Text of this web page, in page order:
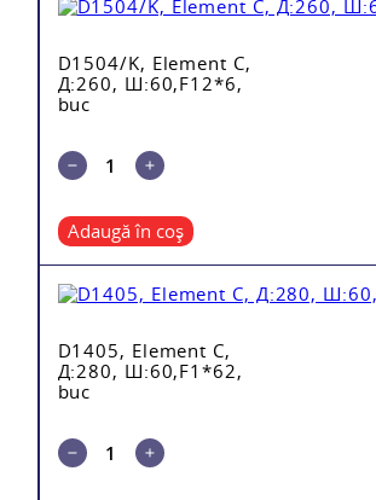
D1504/K, Element C,
Д:260, Ш:60,F12*6,
buc
Adaugă în coș
D1405, Element C,
Д:280, Ш:60,F1*62,
buc